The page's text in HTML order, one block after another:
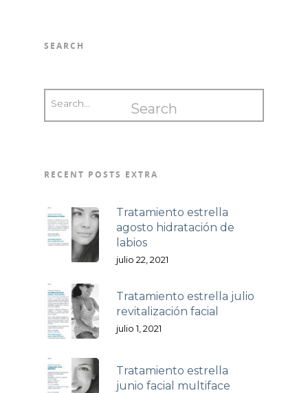
SEARCH
RECENT POSTS EXTRA
Tratamiento estrella
agosto hidratación de
labios
julio 22, 2021
Tratamiento estrella julio
revitalización facial
julio 1, 2021
Tratamiento estrella
junio facial multiface